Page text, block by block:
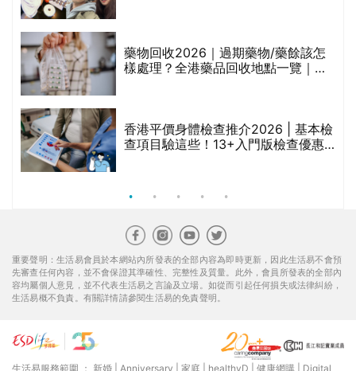
藥物回收2026｜過期藥物/藥餘該怎
樣處理？全港藥品回收地點一覽｜屈
香港平價身體檢查推介2026 | 基本檢
查項目驗這些！13+入門版檢查優惠
重要聲明：生活易會員於本網站內所發表的全部內容為即時更新，因此生活易不會預
先審查任何內容，並不會保證其準確性、完整性及質量。此外，會員所發表的全部內
容均屬個人意見，並不代表生活易之言論及立場。如從而引起任何損失或法律糾紛，
生活易概不負責。有關詳情請參閱生活易的免責聲明。
生活易服務範圍 ： 新婚 Anniversary 家庭 healthyD 健康網購 Digital